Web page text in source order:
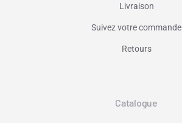
Livraison
Suivez votre commande
Retours
Catalogue